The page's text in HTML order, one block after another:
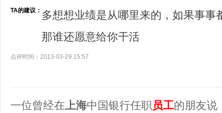
TA的建议： 多想想业绩是从哪里来的，如果事
那谁还愿意给你干活
点评时间：2013-03-29 15:57
一位曾经在上海中国银行任职 员工的朋友说